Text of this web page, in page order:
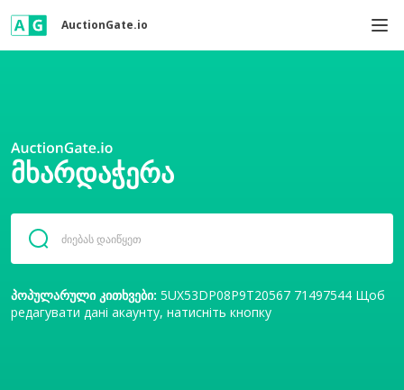
AuctionGate.io
ᲛᲮᲐᲠᲓᲐᲭᲔᲠᲐ
პოპულარული კითხვები: 5UX53DP08P9T20567 71497544 Щоб
редагувати дані акаунту, натисніть кнопку